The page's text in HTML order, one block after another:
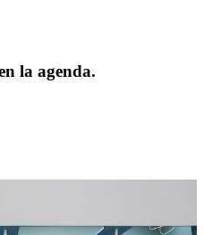
la agenda.